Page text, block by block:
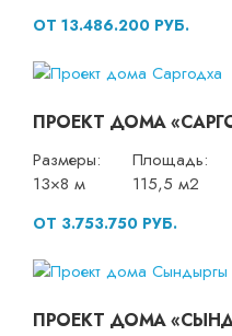
ОТ 13.486.200 РУБ.
ПРОЕКТ ДОМА
Размеры:
13×8 м
Площадь:
115,5 м2
ОТ 3.753.750 РУБ.
ПРОЕКТ ДОМА